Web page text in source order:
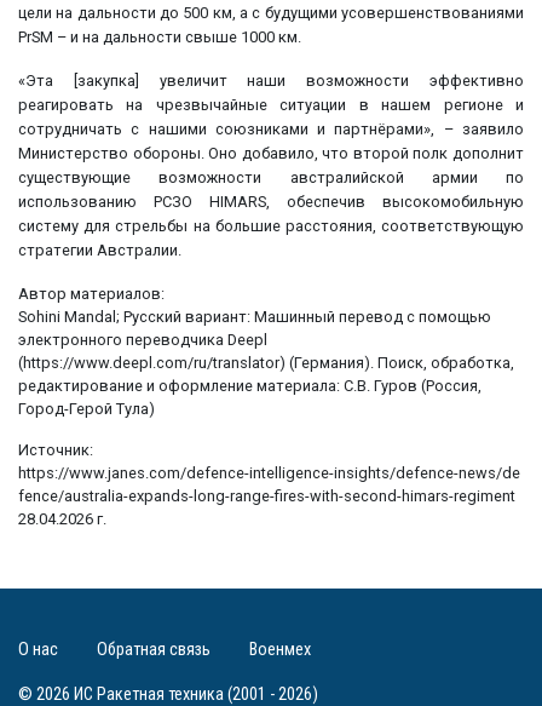
цели на дальности до 500 км, а с будущими усовершенствованиями
PrSM – и на дальности свыше 1000 км.
«Эта [закупка] увеличит наши возможности эффективно
реагировать на чрезвычайные ситуации в нашем регионе и
сотрудничать с нашими союзниками и партнёрами», – заявило
Министерство обороны. Оно добавило, что второй полк дополнит
существующие возможности австралийской армии по
использованию РСЗО HIMARS, обеспечив высокомобильную
систему для стрельбы на большие расстояния, соответствующую
стратегии Австралии.
Автор материалов:
Sohini Mandal; Русский вариант: Машинный перевод с помощью
электронного переводчика Deepl
(https://www.deepl.com/ru/translator) (Германия). Поиск, обработка,
редактирование и оформление материала: С.В. Гуров (Россия,
Город-Герой Тула)
Источник:
https://www.janes.com/defence-intelligence-insights/defence-news/de
fence/australia-expands-long-range-fires-with-second-himars-regiment
28.04.2026 г.
© 2026 ИС Ракетная техника (2001 - 2026)
О нас Обратная связь Военмех